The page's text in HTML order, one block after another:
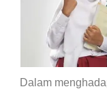
Dalam